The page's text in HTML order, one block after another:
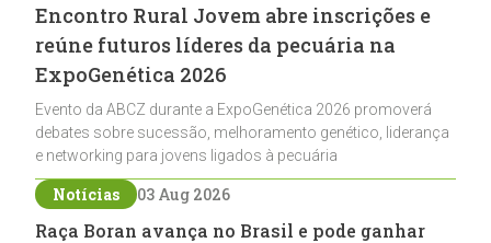
Encontro Rural Jovem abre inscrições e
reúne futuros líderes da pecuária na
ExpoGenética 2026
Evento da ABCZ durante a ExpoGenética 2026 promoverá
debates sobre sucessão, melhoramento genético, liderança
e networking para jovens ligados à pecuária
Notícias 03 Aug 2026
Raça Boran avança no Brasil e pode ganhar